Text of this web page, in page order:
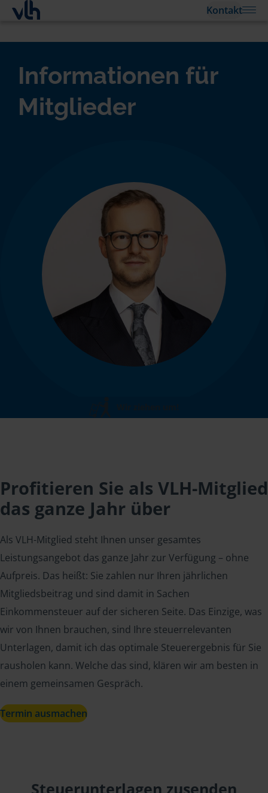
Kontakt
Informationen für
Mitglieder
Profitieren Sie als VLH-Mitglied
das ganze Jahr über
Als VLH-Mitglied steht Ihnen unser gesamtes
Leistungsangebot das ganze Jahr zur Verfügung – ohne
Aufpreis. Das heißt: Sie zahlen nur Ihren jährlichen
Mitgliedsbeitrag und sind damit in Sachen
Einkommensteuer auf der sicheren Seite. Das Einzige, was
wir von Ihnen brauchen, sind Ihre steuerrelevanten
Unterlagen, damit ich das optimale Steuerergebnis für Sie
rausholen kann. Welche das sind, klären wir am besten in
einem gemeinsamen Gespräch.
Termin ausmachen
Steuerunterlagen zusenden